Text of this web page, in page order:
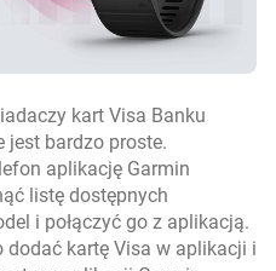
kart Visa Banku
jest bardzo proste.
aplikację Garmin
listę dostępnych
i połączyć go z aplikacją.
kartę Visa w aplikacji i